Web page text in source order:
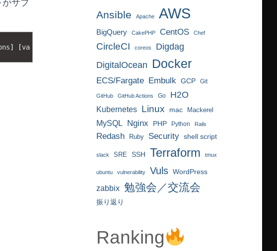
がサブ
] [va
Ansible Apache AWS
BigQuery CakePHP CentOS Chef
CircleCI coreos
Digdag
DigitalOcean Docker
ECS/Fargate Embulk GCP Git
GitHub GitHub Actions Go H2O
Kubernetes Linux mac Mackerel
MySQL Nginx PHP Python Rails
Redash Ruby Security shell script
slack SRE SSH Terraform tmux
ubuntu vulnerability Vuls WordPress
zabbix 勉強会／交流会
振り返り
Ranking